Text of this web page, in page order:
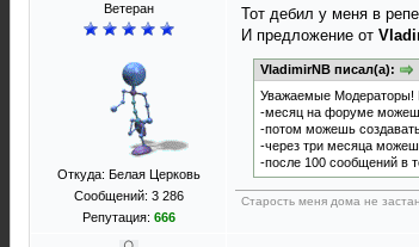
Ветеран
Откуда: Белая Церковь
Сообщений: 3 286
Репутация: 666
Тот дебил у меня в
И предложение от
VladimirNB писал(а):
Уважаемые Модераторы!
-месяц на форуме
-потом можешь
-через три месяца
-после 100 сообщений в
Старость меня дома не